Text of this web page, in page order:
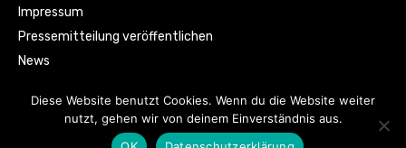
Impressum
Pressemitteilung veröffentlichen
News
Diese Website benutzt Cookies. Wenn du die Website weiter
nutzt, gehen wir von deinem Einverständnis aus.